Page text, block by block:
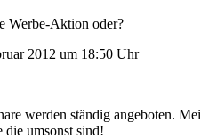
Werbe-Aktion oder?
2012 um 18:50 Uhr
werden ständig angeboten.
die umsonst sind!